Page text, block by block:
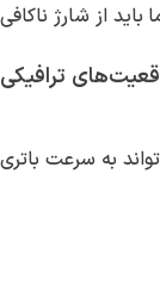
است، اما باید از شارژ ناکافی
ترافیکی
به سرعت باتری